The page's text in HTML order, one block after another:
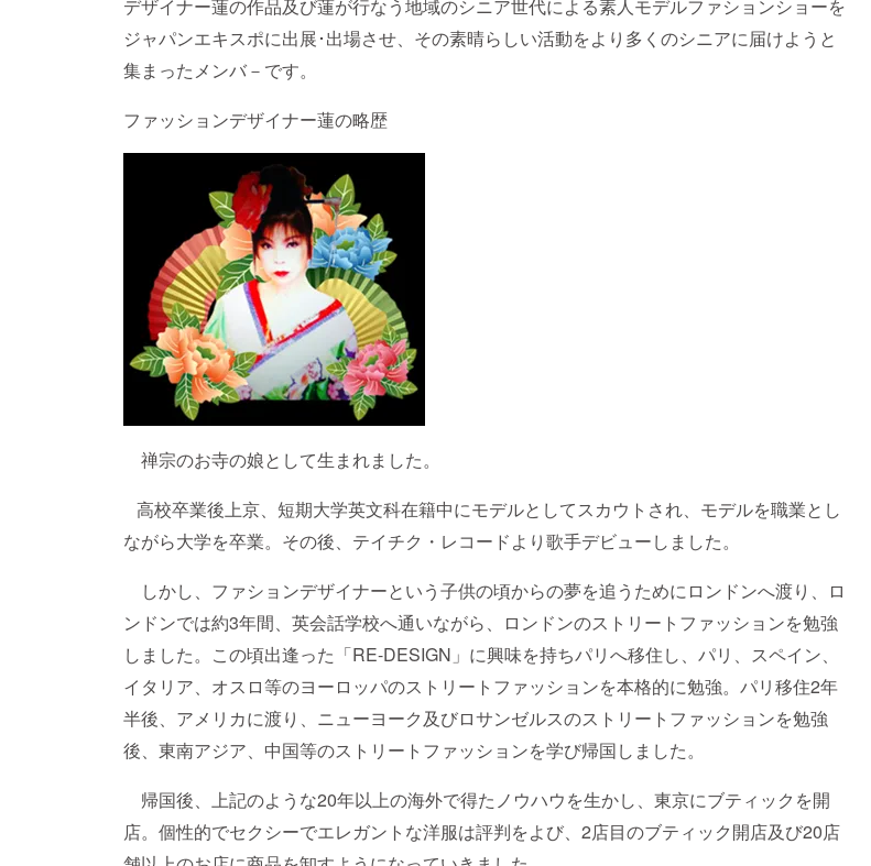
デザイナー蓮の作品及び蓮が行なう地域のシニア世代による素人モデルファションショーを
ジャパンエキスポに出展･出場させ、その素晴らしい活動をより多くのシニアに届けようと
集まったメンバ－です。
ファッションデザイナー蓮の略歴
禅宗のお寺の娘として生まれました。
高校卒業後上京、短期大学英文科在籍中にモデルとしてスカウトされ、モデルを職業とし
ながら大学を卒業。その後、テイチク・レコードより歌手デビューしました。
しかし、ファションデザイナーという子供の頃からの夢を追うためにロンドンへ渡り、ロ
ンドンでは約3年間、英会話学校へ通いながら、ロンドンのストリートファッションを勉強
しました。この頃出逢った「RE-DESIGN」に興味を持ちパリへ移住し、パリ、スペイン、
イタリア、オスロ等のヨーロッパのストリートファッションを本格的に勉強。パリ移住2年
半後、アメリカに渡り、ニューヨーク及びロサンゼルスのストリートファッションを勉強
後、東南アジア、中国等のストリートファッションを学び帰国しました。
帰国後、上記のような20年以上の海外で得たノウハウを生かし、東京にブティックを開
店。個性的でセクシーでエレガントな洋服は評判をよび、2店目のブティック開店及び20店